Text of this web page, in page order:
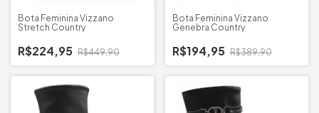
Bota Feminina Vizzano
Stretch Country
R$224,95 R$449,90
Bota Feminina Vizzano
Genebra Country
R$194,95 R$389,90